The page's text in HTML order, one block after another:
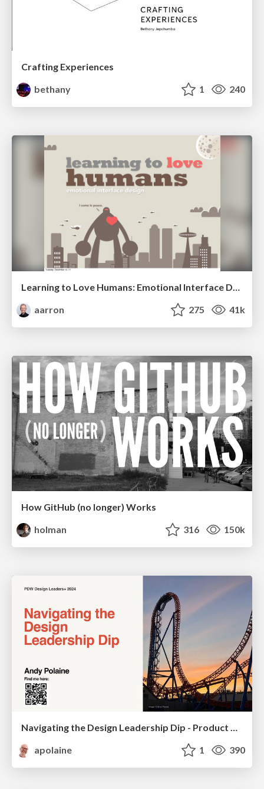
Crafting Experiences
bethany
1 240
Learning to Love Humans: Emotional Interface Design
aarron
275 41k
How GitHub (no longer) Works
holman
316 150k
apolaine
1 390